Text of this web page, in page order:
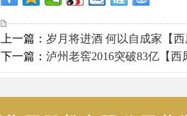
上一篇： 岁月将进酒 何以自成家【西
下一篇： 泸州老窖2016突破83亿【西